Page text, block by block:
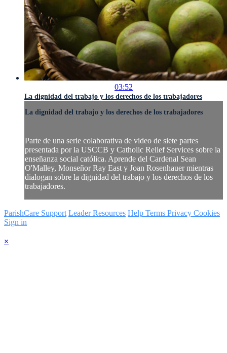
03:52
La dignidad del trabajo y los derechos de los trabajadores
La dignidad del trabajo y los derechos de los trabajadores
Parte de una serie colaborativa de video de siete partes
presentada por la USCCB y Catholic Relief Services sobre la
enseñanza social católica. Aprende del Cardenal Sean
O'Malley, Monseñor Ray East y Joan Rosenhauer mientras
dialogan sobre la dignidad del trabajo y los derechos de los
trabajadores.
ParishCare Support Leader Resources Help Terms Privacy Cookies
Sign in
×